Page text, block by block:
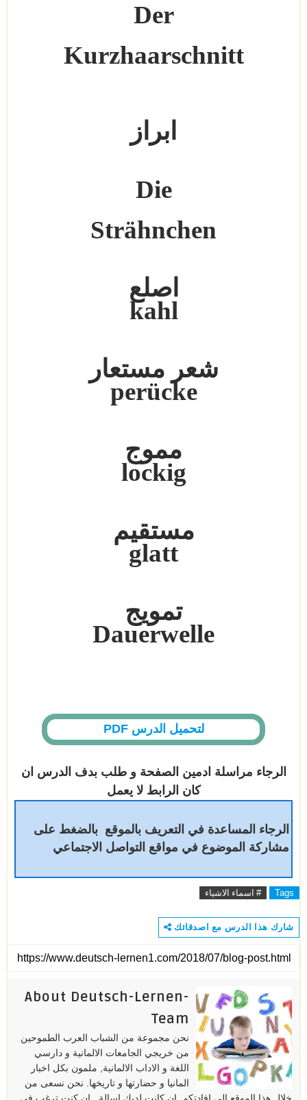
Der
Kurzhaarschnitt
ابراز
Die
Strähnchen
اصلع
kahl
شعر مستعار
perücke
مموج
lockig
مستقيم
glatt
تمويج
Dauerwelle
لتحميل الدرس PDF
الرجاء مراسلة ادمين الصفحة و طلب بدف الدرس ان
كان الرابط لا يعمل
الرجاء المساعدة في التعريف بالموقع بالضغط على
مشاركة الموضوع في مواقع التواصل الاجتماعي
Tags # اسماء الاشياء
شارك هذا الدرس مع اصدقائك
About Deutsch-Lernen-
Team
نحن مجموعة من الشباب العرب الطموحين
من خريجي الجامعات الالمانية و دارسي
اللغة و الاداب الالمانية, ملمون بكل اخبار
المانيا و حضارتها و تاريخها. نحن نسعى من
خلال هذا الموقع الى افادتكم. ان كانت لديك اسالة , ان كنت ترغب في